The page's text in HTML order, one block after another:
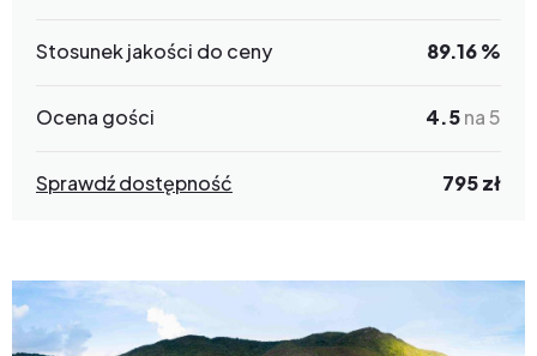
Stosunek jakości do ceny 89.16 %
Ocena gości 4.5na 5
Sprawdź dostępność 795 zł